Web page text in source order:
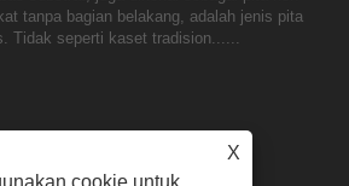
tanpa bagian belakang, adalah jenis pita
Tidak seperti kaset tradision......
X
cookie untuk